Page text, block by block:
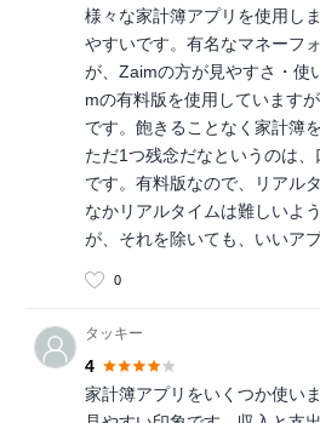
様々な家計簿アプリを使用し
やすいです。有名なマネーフ
が、Zaimの方が見やすさ・使
mの有料版を使用しています
です。飽きることなく家計簿
ただ1つ残念だなというのは
です。有料版なので、リアル
なかリアルタイムは難しいよ
が、それを除いても、いいア
0
タッキー
4
家計簿アプリをいくつか使い